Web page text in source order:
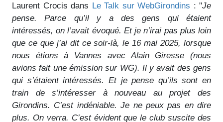
Laurent Crocis dans Le Talk sur WebGirondins : "Je
pense. Parce qu’il y a des gens qui étaient
intéressés, on l’avait évoqué. Et je n’irai pas plus loin
que ce que j’ai dit ce soir-là, le 16 mai 2025, lorsque
nous étions à Vannes avec Alain Giresse (nous
avions fait une émission sur WG). Il y avait des gens
qui s’étaient intéressés. Et je pense qu’ils sont en
train de s’intéresser à nouveau au projet des
Girondins. C’est indéniable. Je ne peux pas en dire
plus. On verra. C’est évident que le club suscite des